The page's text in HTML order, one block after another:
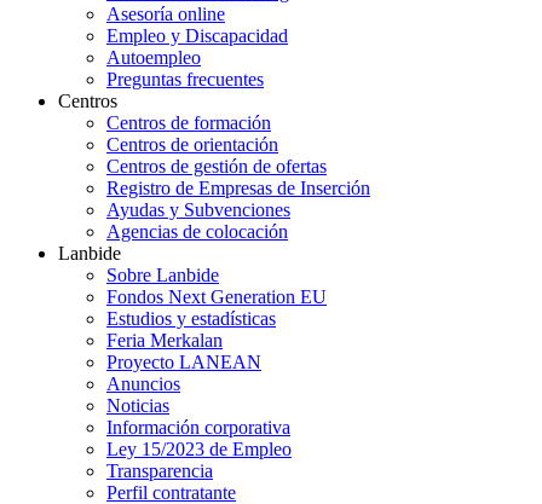
Asesoría online
Empleo y Discapacidad
Autoempleo
Preguntas frecuentes
Centros
Centros de formación
Centros de orientación
Centros de gestión de ofertas
Registro de Empresas de Inserción
Ayudas y Subvenciones
Agencias de colocación
Lanbide
Sobre Lanbide
Fondos Next Generation EU
Estudios y estadísticas
Feria Merkalan
Proyecto LANEAN
Anuncios
Noticias
Información corporativa
Ley 15/2023 de Empleo
Transparencia
Perfil contratante